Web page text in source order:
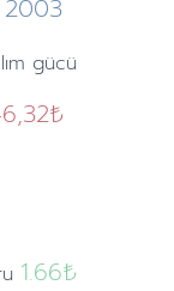
2003
gücü
1.66₺